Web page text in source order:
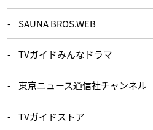
SAUNA BROS.WEB
TVガイドみんなドラマ
東京ニュース通信社チャンネル
TVガイドストア